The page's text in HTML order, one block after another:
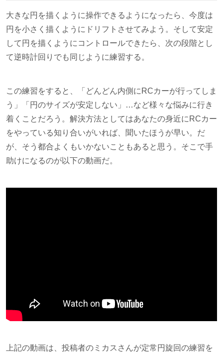
大きな円を描くように操作できるようになったら、今度は
円を小さく描くようにドリフトさせてみよう。そして安定
して円を描くようにコントロールできたら、次の段階とし
て逆時計回りでも同じように練習する。
この練習をすると、「どんどん内側にRCカーが行ってしま
う」「円のサイズが安定しない」…など様々な悩みに行き
着くことだろう。解決方法としてはあなたの身近にRCカー
をやっている知り合いがいれば、聞いたほうが早い。だ
が、そう都合よくもいかないこともあると思う。そこで手
助けになるのが以下の動画だ。
上記の動画は、投稿者のミカスさんが定常円旋回の練習を